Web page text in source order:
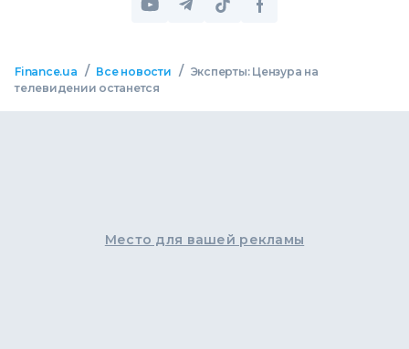
Finance.ua / Все новости / Эксперты: Цензура на
телевидении останется
Место для вашей рекламы